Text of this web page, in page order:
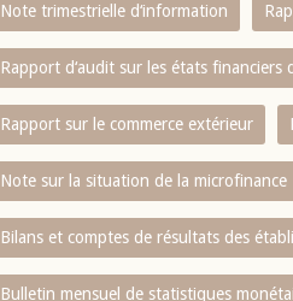
Note trimestrielle d‘information
Rapport d‘audit sur les états financiers
Rapport sur le commerce extérieur
Note sur la situation de la microfinance
Bilans et comptes de résultats des
Bulletin mensuel de statistiques